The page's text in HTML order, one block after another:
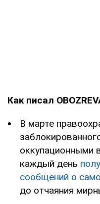
Как писал
В марте
оккупационными
каждый день
сообщений о
до отчаяния